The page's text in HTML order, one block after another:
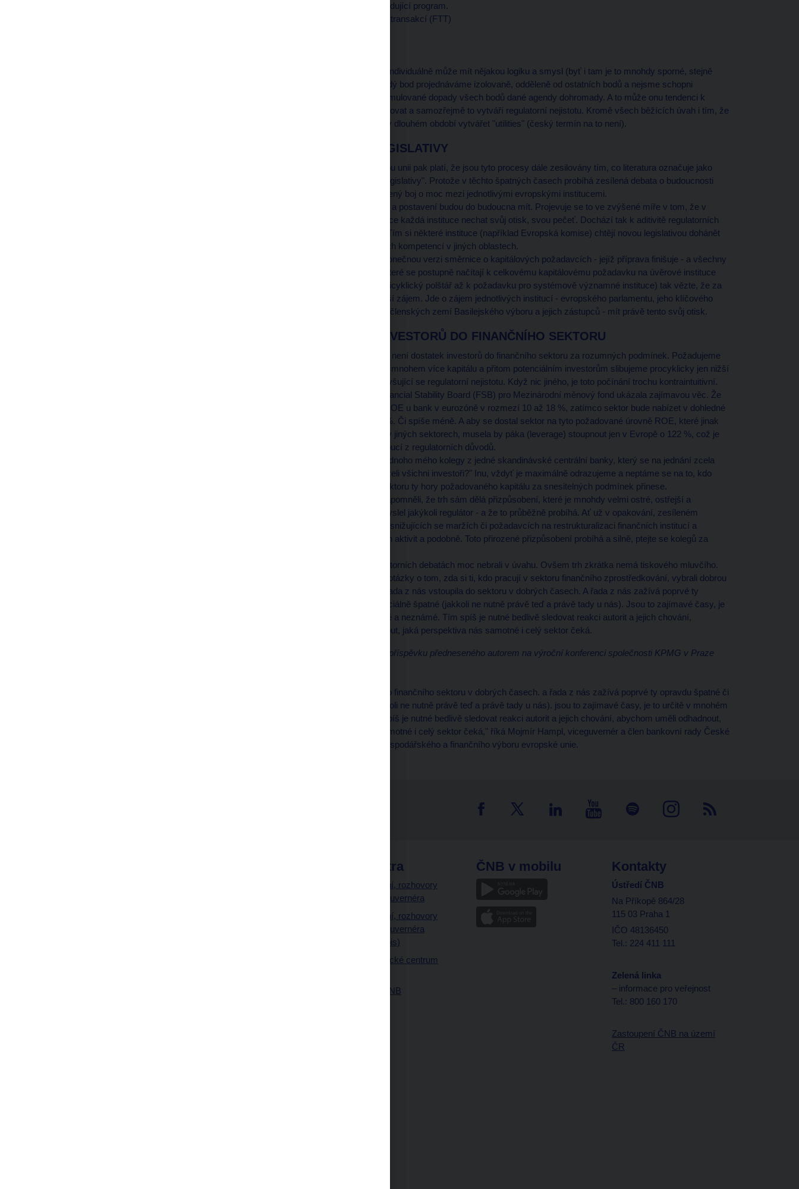
modelově podáno, následující program.
Bod 1: Daň z finančních transakcí (FTT)
Každý bod sám o sobě individuálně může mít nějakou logiku a smysl (byť i tam je to mnohdy sporné, stejně
jako u FTT), ale my každý bod projednáváme izolovaně, odděleně od ostatních bodů a nejsme schopni
uvažovat a domyslet kumulované dopady všech bodů dané agendy dohromady. A to může onu tendenci k
procykličnosti ještě zesilovat a samozřejmě to vytváří regulatorní nejistotu. Kromě všech běžících úvah i tím, že
z bank možná budeme v dlouhém období vytvářet "utilities" (český termín na to není).
DOMINANCE LEGISLATIVY
Specificky pro Evropskou unii pak platí, že jsou tyto procesy dále zesilovány tím, co literatura označuje jako
takzvanou "dominanci legislativy". Protože v těchto špatných časech probíhá zesílená debata o budoucnosti
integrace a rovněž zesílený boj o moc mezi jednotlivými evropskými institucemi.
A také boj o to, jakou roli a postavení budou do budoucna mít. Projevuje se to ve zvýšené míře v tom, že v
každé klíčové normě chce každá instituce nechat svůj otisk, svou pečeť. Dochází tak k aditivitě regulatorních
požadavků v normách. Tím si některé instituce (například Evropská komise) chtějí novou legislativou dohánět
tvrzený nedostatek svých kompetencí v jiných oblastech.
Takže až třeba uvidíte konečnou verzi směrnice o kapitálových požadavcích - jejíž příprava finišuje - a všechny
aditivní prvky kapitálu, které se postupně načítají k celkovému kapitálovému požadavku na úvěrové instituce
(od základního přes proticyklický polštář až k požadavku pro systémově významné instituce) tak vězte, že za
mnoha částmi stojí i další zájem. Jde o zájem jednotlivých institucí - evropského parlamentu, jeho klíčového
výboru ECON, Komise, členských zemí Basilejského výboru a jejich zástupců - mít právě tento svůj otisk.
NEDOSTATEK INVESTORŮ DO FINANČNÍHO SEKTORU
A pak se všichni diví, že není dostatek investorů do finančního sektoru za rozumných podmínek. Požadujeme
po finančních institucích mnohem více kapitálu a přitom potenciálním investorům slibujeme procyklicky jen nižší
návratnost kapitálu a zvyšující se regulatorní nejistotu. Když nic jiného, je toto počínání trochu kontraintuitivní.
Poslední prezentace Financial Stability Board (FSB) pro Mezinárodní měnový fond ukázala zajímavou věc. Že
totiž investoři požadují ROE u bank v eurozóně v rozmezí 10 až 18 %, zatímco sektor bude nabízet v dohledné
době v průměru 6 až 8 %. Či spíše méně. A aby se dostal sektor na tyto požadované úrovně ROE, které jinak
investoři mohou objevit v jiných sektorech, musela by páka (leverage) stoupnout jen v Evropě o 122 %, což je
zase nechtěné a nežádoucí z regulatorních důvodů.
Pak je absurdní dotaz jednoho mého kolegy z jedné skandinávské centrální banky, který se na jednání zcela
upřímně ptal: "Kam zmizeli všichni investoři?" Inu, vždyť je maximálně odrazujeme a neptáme se na to, kdo
vlastně do finančního sektoru ty hory požadovaného kapitálu za snesitelných podmínek přinese.
Přitom všichni jakoby zapomněli, že trh sám dělá přizpůsobení, které je mnohdy velmi ostré, ostřejší a
zacílenější, než by vymyslel jakýkoli regulátor - a že to průběžně probíhá. Ať už v opakování, zesíleném
klientském monitoringu, snižujících se maržích či požadavcích na restrukturalizaci finančních institucí a
omezení některých jejich aktivit a podobně. Toto přirozené přizpůsobení probíhá a silně, ptejte se kolegů za
To jako bychom v regulatorních debatách moc nebrali v úvahu. Ovšem trh zkrátka nemá tiskového mluvčího.
- To vše včetně vstupní otázky o tom, zda si ti, kdo pracují v sektoru finančního zprostředkování, vybrali dobrou
práci, zmiňuji proto, že řada z nás vstoupila do sektoru v dobrých časech. A řada z nás zažívá poprvé ty
opravdu špatné či potenciálně špatné (jakkoli ne nutně právě teď a právě tady u nás). Jsou to zajímavé časy, je
to určitě v mnohém nové a neznámé. Tím spíš je nutné bedlivě sledovat reakci autorit a jejich chování,
abychom uměli odhadnout, jaká perspektiva nás samotné i celý sektor čeká.
Text je upravenou verzí příspěvku předneseného autorem na výroční konferenci společnosti KPMG v Praze
"Řada z nás vstoupila do finančního sektoru v dobrých časech. a řada z nás zažívá poprvé ty opravdu špatné či
potenciálně špatné (jakkoli ne nutně právě teď a právě tady u nás). jsou to zajímavé časy, je to určitě v mnohém
nové a neznámé. Tím spíš je nutné bedlivě sledovat reakci autorit a jejich chování, abychom uměli odhadnout,
jaká perspektiva nás samotné i celý sektor čeká," říká Mojmír Hampl, viceguvernér a člen bankovní rady České
národní banky a člen Hospodářského a finančního výboru evropské unie.
ČNB extra
Vystoupení, rozhovory
a články guvernéra
Vystoupení, rozhovory
a články guvernéra
(úplný výpis)
Návštěvnické centrum
Historie ČNB
ČNB v mobilu Kontakty
Ústředí ČNB
Na Příkopě 864/28
115 03 Praha 1
IČO 48136450
Tel.: 224 411 111
Zelená linka
– informace pro veřejnost
Tel.: 800 160 170
Zastoupení ČNB na území
ČR